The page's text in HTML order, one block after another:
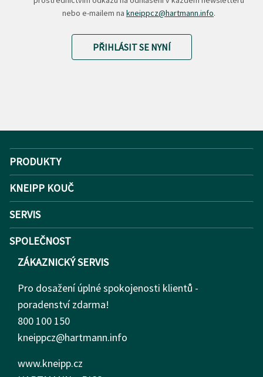
nebo e-mailem na kneippcz@hartmann.info.
PŘIHLÁSIT SE NYNÍ
PRODUKTY
KNEIPP KOUČ
SERVIS
SPOLEČNOST
ZÁKAZNICKÝ SERVIS
Pro dosažení úplné spokojenosti klientů -
poradenství zdarma!
800 100 150
kneippcz@hartmann.info
www.kneipp.cz